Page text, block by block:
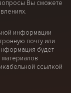
Вы сможете
информации
почту или
будет
ссылкой